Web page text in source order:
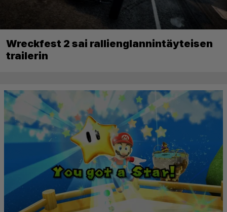
Wreckfest 2 sai rallienglannintäyteisen
trailerin